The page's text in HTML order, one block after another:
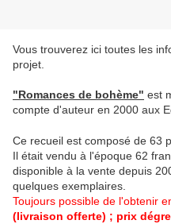
Vous trouverez ici toutes les
projet.
"Romances de bohème" est
compte d'auteur en 2000 aux
Ce recueil est composé de 63
Il était vendu à l'époque 62
disponible à la vente depuis
quelques exemplaires.
Toujours possible de l'obtenir
(livraison offerte) ; prix